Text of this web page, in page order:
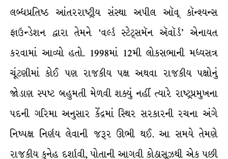
લબ્ધપ્રતિષ્ઠ આંતરરાષ્ટ્રીય સંસ્થા અપીલ ઑવ્ કૉન્શ્યન્સ
ફાઉન્ડેશન દ્વારા તેમને ‘વર્લ્ડ સ્ટેટ્સમૅન ઍવૉર્ડ’ એનાયત
કરવામાં આવ્યો હતો. 1998માં 12મી લોકસભાની મધ્યસત્ર
ચૂંટણીમાં કોઈ પણ રાજકીય પક્ષ અથવા રાજકીય પક્ષોનું
જોડાણ સ્પષ્ટ બહુમતી મેળવી શક્યું નહીં ત્યારે રાષ્ટ્રપ્રમુખના
પદની ગરિમા અનુસાર કેંદ્રમાં સ્થિર સરકારની રચના અંગે
નિષ્પક્ષ નિર્ણય લેવાની જરૂર ઊભી થઈ. આ સમયે તેમણે
રાજકીય કુનેહ દર્શાવી, પોતાની આગવી કોઠાસૂઝથી એક પછી